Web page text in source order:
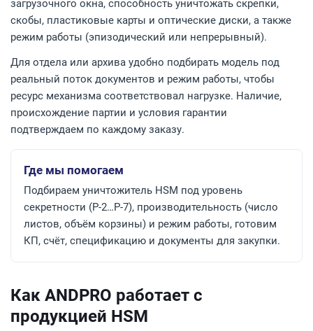
загрузочного окна, способность уничтожать скрепки,
скобы, пластиковые карты и оптические диски, а также
режим работы (эпизодический или непрерывный).
Для отдела или архива удобно подбирать модель под
реальный поток документов и режим работы, чтобы
ресурс механизма соответствовал нагрузке. Наличие,
происхождение партии и условия гарантии
подтверждаем по каждому заказу.
Где мы помогаем
Подбираем уничтожитель HSM под уровень
секретности (P-2…P-7), производительность (число
листов, объём корзины) и режим работы, готовим
КП, счёт, спецификацию и документы для закупки.
Как ANDPRO работает с
продукцией HSM